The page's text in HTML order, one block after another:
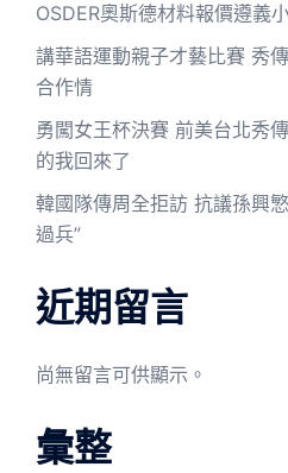
OSDER奧斯德材料報價遵義
講華語運動親子才藝比賽 秀
合作情
勇闖女王杯決賽 前美台北秀
的我回來了
韓國隊傳周全拒訪 抗議孫興
過兵”
近期留言
尚無留言可供顯示。
彙整